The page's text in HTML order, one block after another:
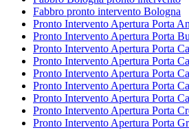
Fabbro pronto intervento Bologna
Pronto Intervento Apertura Porta
Pronto Intervento Apertura Porta
Pronto Intervento Apertura Porta
Pronto Intervento Apertura Porta
Pronto Intervento Apertura Porta
Pronto Intervento Apertura Porta
Pronto Intervento Apertura Porta
Pronto Intervento Apertura Porta
Pronto Intervento Apertura Porta